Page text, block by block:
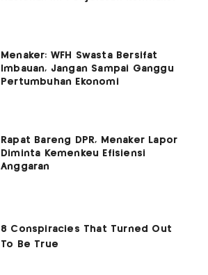
Menaker: WFH Swasta Bersifat
Imbauan, Jangan Sampai Ganggu
Pertumbuhan Ekonomi
Rapat Bareng DPR, Menaker Lapor
Diminta Kemenkeu Efisiensi
Anggaran